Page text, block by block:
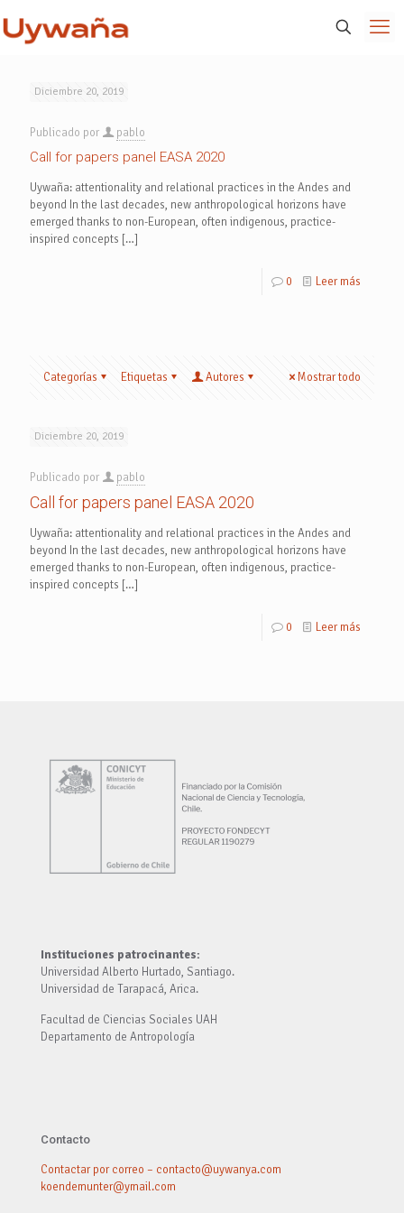
Diciembre 20, 2019
Publicado por pablo
Call for papers panel EASA 2020
Uywaña: attentionality and relational practices in the Andes and
beyond In the last decades, new anthropological horizons have
emerged thanks to non-European, often indigenous, practice-
inspired concepts […]
0 Leer más
Categorías Etiquetas Autores Mostrar todo
Diciembre 20, 2019
Publicado por pablo
Call for papers panel EASA 2020
Uywaña: attentionality and relational practices in the Andes and
beyond In the last decades, new anthropological horizons have
emerged thanks to non-European, often indigenous, practice-
inspired concepts […]
0 Leer más
Instituciones patrocinantes:
Universidad Alberto Hurtado, Santiago.
Universidad de Tarapacá, Arica.
Facultad de Ciencias Sociales UAH
Departamento de Antropología
Contacto
Contactar por correo – contacto@uywanya.com
koendemunter@ymail.com